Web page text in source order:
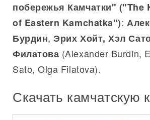
побережья Камчатки" ("The
of Eastern Kamchatka"):
Бурдин,Эрих Хойт, Хэл
Филатова (Alexander Burdin,
Sato, Olga Filatova).
Скачать камчатскую